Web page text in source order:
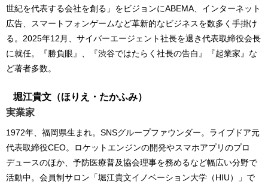
世紀を代表する会社を創る」をビジョンにABEMA、インターネット
広告、スマートフォンゲームなど革新的なビジネスを数多く手掛け
る。2025年12月、サイバーエージェント社長を退き代表取締役会長
に就任。『勝負眼』、『渋谷ではたらく社長の告白』『起業家』な
ど著者多数。
堀江貴文 （ほりえ・たかふみ）
実業家
1972年、福岡県生まれ。SNSグループファウンダー。ライブドア元
代表取締役CEO。ロケットエンジンの開発やスマホアプリのプロ
デュースのほか、予防医療普及協会理事を務めるなど幅広い分野で
活動中。会員制サロン「堀江貴文イノベーション大学（HIU）」で